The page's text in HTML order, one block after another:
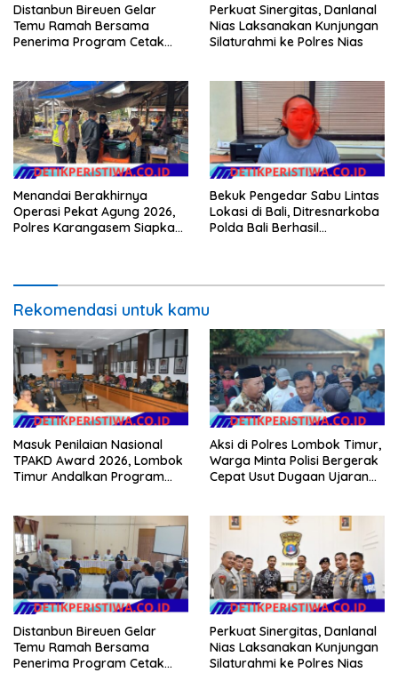
Distanbun Bireuen Gelar
Temu Ramah Bersama
Penerima Program Cetak
Perkuat Sinergitas, Danlanal
Nias Laksanakan Kunjungan
Silaturahmi ke Polres Nias
Menandai Berakhirnya
Operasi Pekat Agung 2026,
Polres Karangasem Siapkan
Bekuk Pengedar Sabu Lintas
Lokasi di Bali, Ditresnarkoba
Polda Bali Berhasil
Rekomendasi untuk kamu
Masuk Penilaian Nasional
TPAKD Award 2026, Lombok
Timur Andalkan Program
Warga
Aksi di Polres Lombok Timur,
Warga Minta Polisi Bergerak
Cepat Usut Dugaan Ujaran
Distanbun Bireuen Gelar
Temu Ramah Bersama
Penerima Program Cetak
Perkuat Sinergitas, Danlanal
Nias Laksanakan Kunjungan
Silaturahmi ke Polres Nias